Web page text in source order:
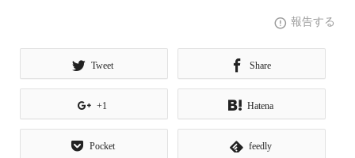
報告する
Tweet Share
+1 Hatena
Pocket feedly